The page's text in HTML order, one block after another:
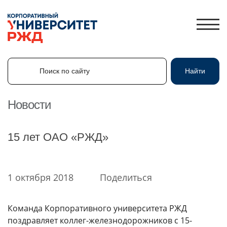
КАТАЛОГ ПРОГРАММ
Поиск по сайту Найти
Новости
15 лет ОАО «РЖД»
1 октября 2018 Поделиться
Команда Корпоративного университета РЖД
поздравляет коллег-железнодорожников с 15-